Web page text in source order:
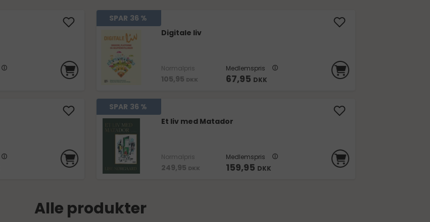
SPAR 36 %
Digitale liv
Normalpris
105,95 DKK
Medlemspris
67,95 DKK
SPAR 36 %
Et liv med Matador
Normalpris
249,95 DKK
Medlemspris
159,95 DKK
Alle produkter